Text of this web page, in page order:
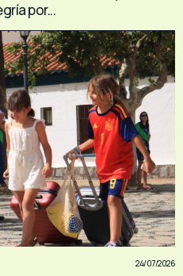
por...
24/07/2026